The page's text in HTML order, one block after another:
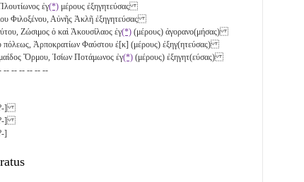
ἐγ(*) μέρους ἐξηγητεύσας
Φιλοξένου, Αὐνῆς Ἀκλῆ ἐξηγητεύσας
Ζώσιμος ὁ καὶ Ἀκουσίλαος ἐγ(*) (μέρους) ἀγορανο(μήσας)
πόλεως, Ἁρποκρατίων Φαύστου ἐ[κ] (μέρους) ἐξηγ(ητεύσας)
Ὅρμου, Ἰσίων Ποτάμωνος ἐγ(*) (μέρους) ἐξηγητ(εύσας)
-- -- -- -- -- --
]
]
]